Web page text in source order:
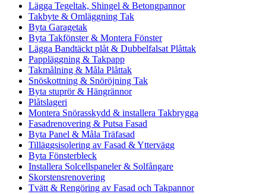
Lägga Tegeltak, Shingel & Betongpannor
Takbyte & Omläggning Tak
Byta Garagetak
Byta Takfönster & Montera Fönster
Lägga Bandtäckt plåt & Dubbelfalsat Plåttak
Pappläggning & Takpapp
Takmålning & Måla Plåttak
Snöskottning & Snöröjning Tak
Byta stuprör & Hängrännor
Plåtslageri
Montera Snörasskydd & installera Takbrygga
Fasadrenovering & Putsa Fasad
Byta Panel & Måla Träfasad
Tilläggsisolering av Fasad & Yttervägg
Byta Fönsterbleck
Installera Solcellspaneler & Solfångare
Skorstensrenovering
Tvätt & Rengöring av Fasad och Takpannor